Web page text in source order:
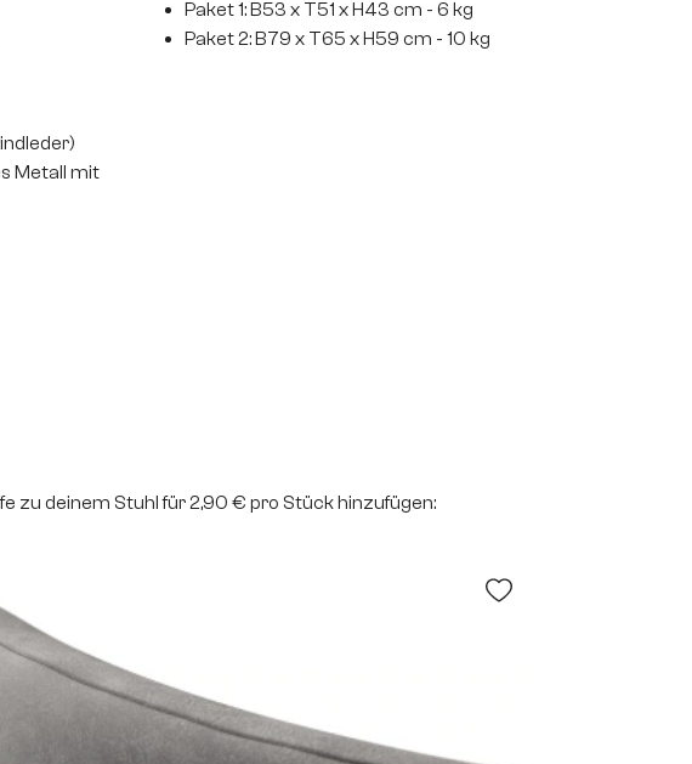
Metall mit
Paket 1: B53 x T51 x H43 cm - 6 kg
Paket 2: B79 x T65 x H59 cm - 10 kg
zu deinem Stuhl für 2,90 € pro Stück hinzufügen: